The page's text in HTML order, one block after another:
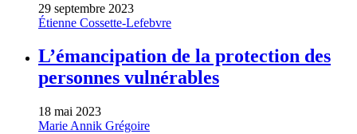
29 septembre 2023
Étienne Cossette-Lefebvre
L’émancipation de la protection des
personnes vulnérables
18 mai 2023
Marie Annik Grégoire